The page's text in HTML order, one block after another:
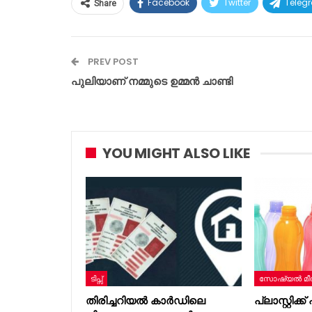
Share
PREV POST
പുലിയാണ് നമ്മുടെ ഉമ്മൻ ചാണ്ടി
YOU MIGHT ALSO LIKE
ടിപ്സ്
തിരിച്ചറിയല്‍ കാര്‍ഡിലെ
സോഷ്യൽ